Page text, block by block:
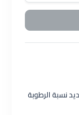
نسبة الرطوبة